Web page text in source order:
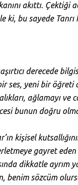
akıttı. Çektiği
ki, bu sayede
derecede
ses, yeni bir
ağlamayı ve
bunun doğru
kişisel
gayret eden
dikkatle ayrım
benim sözcüm